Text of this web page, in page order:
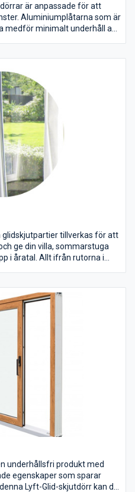
är anpassade för att
Aluminiumplåtarna som är
minimalt underhåll av
glidskjutpartier tillverkas för att
ge din villa, sommarstuga
i åratal. Allt ifrån rutorna i
glidskjutpartier för att passa
underhållsfri produkt med
egenskaper som sparar
Lyft-Glid-skjutdörr kan du